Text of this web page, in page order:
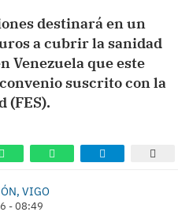
destinará en un
a cubrir la sanidad
Venezuela que este
suscrito con la
(FES).
VIGO
- 08:49